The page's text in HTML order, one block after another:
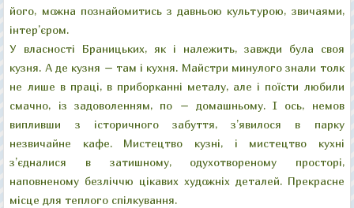
його, можна познайомитись з давньою культурою, звичаями,
інтер’єром.
У власності Браницьких, як і належить, завжди була своя
кузня. А де кузня – там і кухня. Майстри минулого знали толк
не лише в праці, в приборканні металу, але і поїсти любили
смачно, із задоволенням, по – домашньому. І ось, немов
випливши з історичного забуття, з’явилося в парку
незвичайне кафе. Мистецтво кузні, і мистецтво кухні
з’єдналися в затишному, одухотвореному просторі,
наповненому безліччю цікавих художніх деталей. Прекрасне
місце для теплого спілкування.